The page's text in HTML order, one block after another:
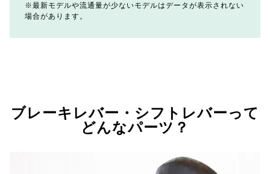
最新モデルや流通量が少ないモデルはデータが表示されない
場合があります。
ブレーキレバー・シフトレバーって
どんなパーツ？